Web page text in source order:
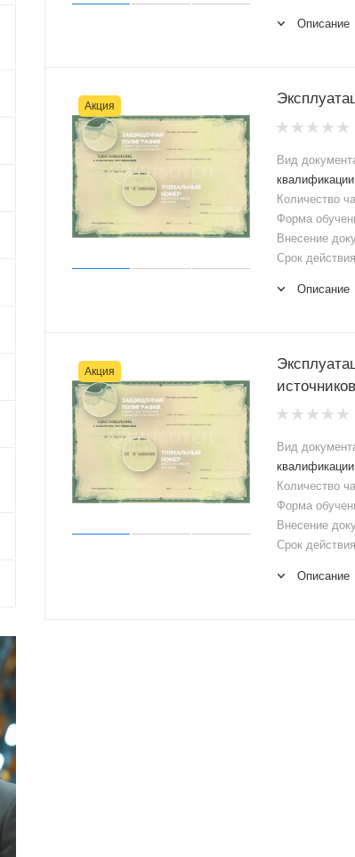
Описание
Акция
Вид
Количество
Форма
Внесение
Срок
Описание
Акция
Вид
Количество
Форма
Внесение
Срок
Описание